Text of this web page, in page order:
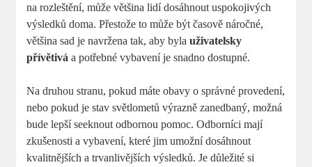
na rozleštění, může většina lidí dosáhnout​ uspokojivých
výsledků doma. Přestože to může být⁤ časově náročné,
většina ‌sad je navržena tak, aby bylauživatelsky
přívětivá a potřebné vybavení ‌je snadno dostupné.
Na druhou stranu, pokud máte obavy o správné provedení,
nebo pokud ⁣je stav‍ světlometů výrazně zanedbaný, možná
bude lepší seeknout odbornou pomoc. Odborníci mají
zkušenosti a vybavení, které jim umožní dosáhnout
⁢kvalitnějších a trvanlivějších výsledků. Je důležité si